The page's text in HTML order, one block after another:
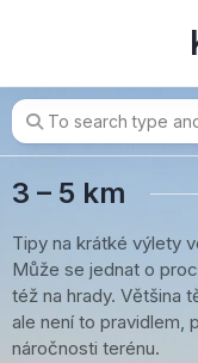
3 – 5 km
Tipy na krátké výlety
Může se jednat o
též na hrady. Většina
ale není to pravidlem,
náročnosti terénu.